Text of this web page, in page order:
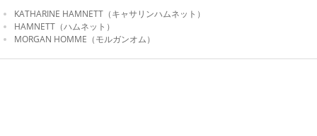
KATHARINE HAMNETT （キャサリンハムネット）
HAMNETT （ハムネット）
MORGAN HOMME （モルガンオム）